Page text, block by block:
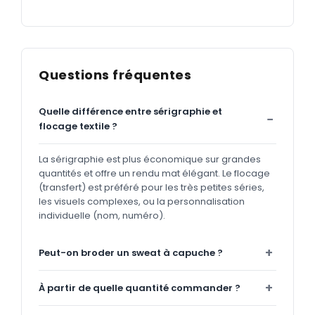
Questions fréquentes
Quelle différence entre sérigraphie et
flocage textile ?
La sérigraphie est plus économique sur grandes
quantités et offre un rendu mat élégant. Le flocage
(transfert) est préféré pour les très petites séries,
les visuels complexes, ou la personnalisation
individuelle (nom, numéro).
Peut-on broder un sweat à capuche ?
À partir de quelle quantité commander ?